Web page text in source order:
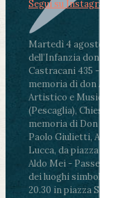
Martedì 4 agosto2026
dell’Infanzia don Aldo
Castracani 435 -
memoria di don Aldo
Artistico e Musicale
(Pescaglia), Chiesa
memoria di Don Aldo
Paolo Giulietti,
Lucca, da piazza San
Aldo Mei -
dei luoghi simbolo
20.30 in piazza San
Segui su Instagram